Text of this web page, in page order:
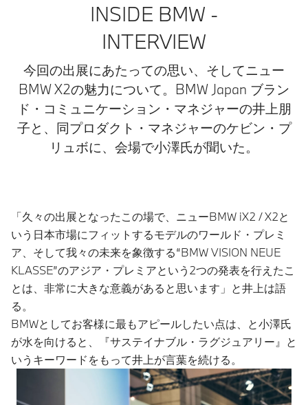
INSIDE BMW -
INTERVIEW
今回の出展にあたっての思い、そしてニュー
BMW X2の魅力について。BMW Japan ブラン
ド・コミュニケーション・マネジャーの井上朋
子と、同プロダクト・マネジャーのケビン・プ
リュボに、会場で小澤氏が聞いた。
「久々の出展となったこの場で、ニューBMW iX2 / X2と
いう日本市場にフィットするモデルのワールド・プレミ
ア、そして我々の未来を象徴する“BMW VISION NEUE
KLASSE”のアジア・プレミアという2つの発表を行えたこ
とは、非常に大きな意義があると思います」と井上は語
る。
BMWとしてお客様に最もアピールしたい点は、と小澤氏
が水を向けると、『サステイナブル・ラグジュアリー』と
いうキーワードをもって井上が言葉を続ける。